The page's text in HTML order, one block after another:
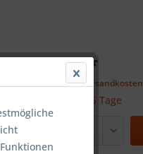
19,99 € *
zzgl. Versandkosten
Lieferzeit ca. 5 Tage